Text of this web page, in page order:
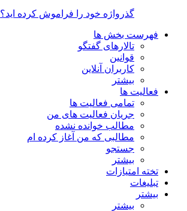
گذرواژه خود را فراموش کرده اید؟
فهرست بخش ها
تالارهای گفتگو
قوانین
کاربران آنلاین
بیشتر
فعالیت ها
تمامی فعالیت ها
جریان فعالیت های من
مطالب خوانده نشده
مطالبی که من آغاز کرده ام
جستجو
بیشتر
تخته امتیازات
تبلیغات
بیشتر
بیشتر